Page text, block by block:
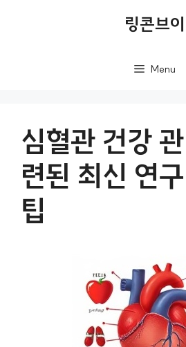
링콘브이
Menu
심혈관 건강
련된 최신 연
팁